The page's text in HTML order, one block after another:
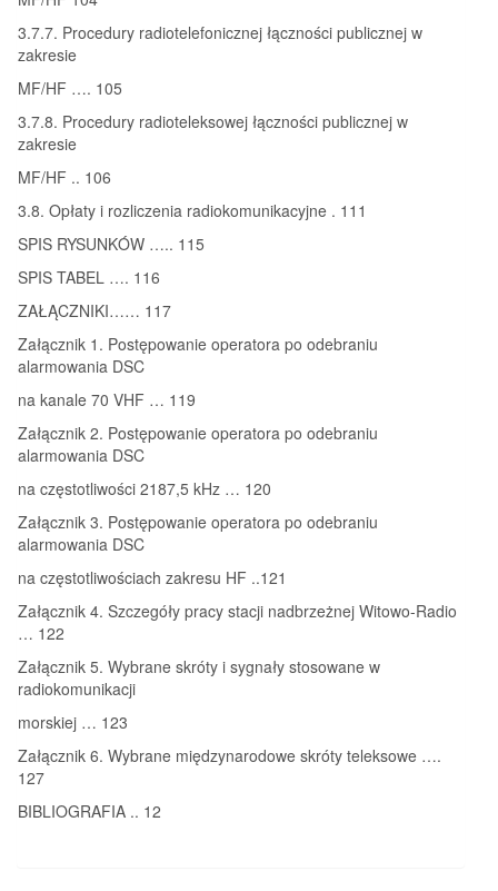
3.7.7. Procedury radiotelefonicznej łączności publicznej w
zakresie
MF/HF …. 105
3.7.8. Procedury radioteleksowej łączności publicznej w
zakresie
MF/HF .. 106
3.8. Opłaty i rozliczenia radiokomunikacyjne . 111
SPIS RYSUNKÓW ….. 115
SPIS TABEL …. 116
ZAŁĄCZNIKI…… 117
Załącznik 1. Postępowanie operatora po odebraniu
alarmowania DSC
na kanale 70 VHF … 119
Załącznik 2. Postępowanie operatora po odebraniu
alarmowania DSC
na częstotliwości 2187,5 kHz … 120
Załącznik 3. Postępowanie operatora po odebraniu
alarmowania DSC
na częstotliwościach zakresu HF ..121
Załącznik 4. Szczegóły pracy stacji nadbrzeżnej Witowo-Radio
… 122
Załącznik 5. Wybrane skróty i sygnały stosowane w
radiokomunikacji
morskiej … 123
Załącznik 6. Wybrane międzynarodowe skróty teleksowe ….
127
BIBLIOGRAFIA .. 12